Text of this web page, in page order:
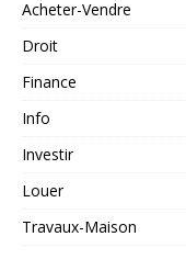
Acheter-Vendre
Droit
Finance
Info
Investir
Louer
Travaux-Maison